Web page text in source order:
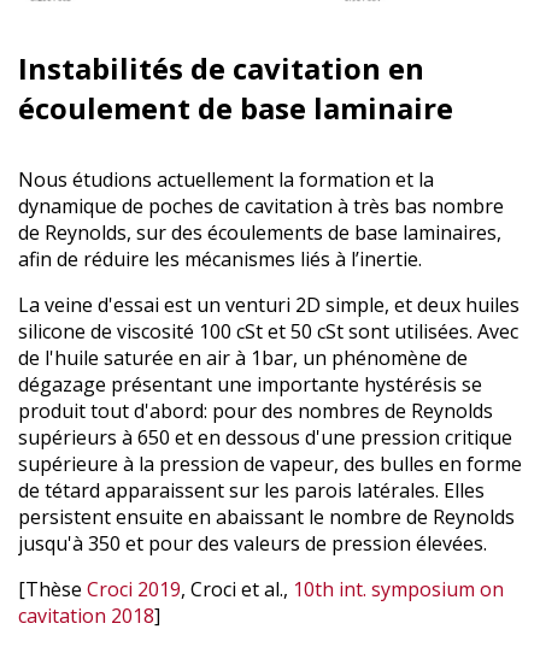
Instabilités de cavitation en
écoulement de base laminaire
Nous étudions actuellement la formation et la
dynamique de poches de cavitation à très bas nombre
de Reynolds, sur des écoulements de base laminaires,
afin de réduire les mécanismes liés à l’inertie.
La veine d'essai est un venturi 2D simple, et deux huiles
silicone de viscosité 100 cSt et 50 cSt sont utilisées. Avec
de l'huile saturée en air à 1bar, un phénomène de
dégazage présentant une importante hystérésis se
produit tout d'abord: pour des nombres de Reynolds
supérieurs à 650 et en dessous d'une pression critique
supérieure à la pression de vapeur, des bulles en forme
de tétard apparaissent sur les parois latérales. Elles
persistent ensuite en abaissant le nombre de Reynolds
jusqu'à 350 et pour des valeurs de pression élevées.
[Thèse Croci 2019, Croci et al., 10th int. symposium on
cavitation 2018]